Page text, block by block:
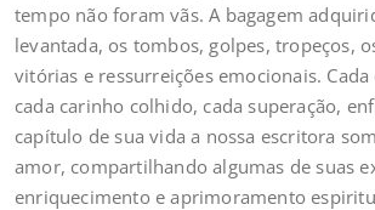
tempo não foram vãs. A bagagem
levantada, os tombos, golpes, tropeços,
vitórias e ressurreições emocionais.
cada carinho colhido, cada superação,
capítulo de sua vida a nossa escritora
amor, compartilhando algumas de suas
enriquecimento e aprimoramento